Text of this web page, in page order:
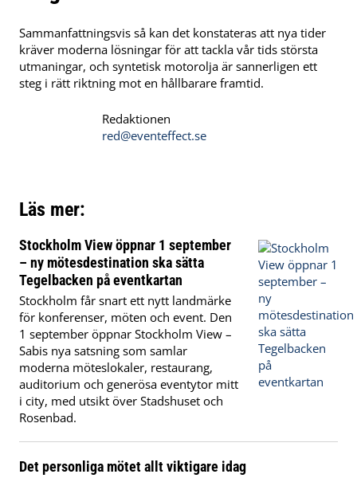
Sammanfattningsvis så kan det konstateras att nya tider
kräver moderna lösningar för att tackla vår tids största
utmaningar, och syntetisk motorolja är sannerligen ett
steg i rätt riktning mot en hållbarare framtid.
Redaktionen
red@eventeffect.se
Läs mer:
Stockholm View öppnar 1 september
– ny mötesdestination ska sätta
Tegelbacken på eventkartan
Stockholm får snart ett nytt landmärke
för konferenser, möten och event. Den
1 september öppnar Stockholm View –
Sabis nya satsning som samlar
moderna möteslokaler, restaurang,
auditorium och generösa eventytor mitt
i city, med utsikt över Stadshuset och
Rosenbad.
Det personliga mötet allt viktigare idag